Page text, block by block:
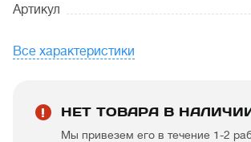
Артикул
Все характеристики
НЕТ ТОВАРА В
Мы привезем его в течение 1-2